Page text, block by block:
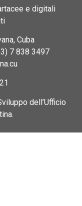
e digitali
Cuba
7 838 3497
dell’Ufficio